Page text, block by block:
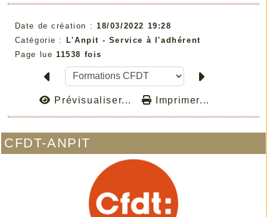
CFDT-ANPIT
Date de création : 18/03/2022 19:28
Catégorie : L'Anpit - Service à l'adhérent
Page lue 11538 fois
Prévisualiser... Imprimer...